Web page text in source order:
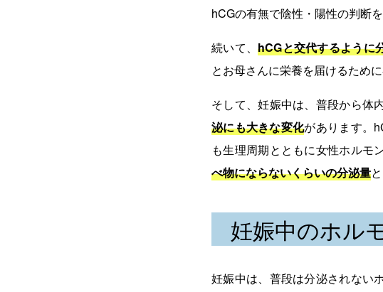
hCGの有無で陰性・陽性の判断を
続いて、hCGと交代するように
とお母さんに栄養を届けるために
そして、妊娠中は、普段から体
泌にも大きな変化があります。
も生理周期とともに女性ホルモ
べ物にならないくらいの分泌量
妊娠中のホル
妊娠中は、普段は分泌されない